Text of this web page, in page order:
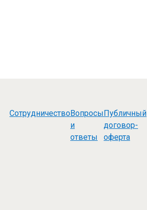
СотрудничествоВопросы
и
ответы
Публичный
договор-
оферта